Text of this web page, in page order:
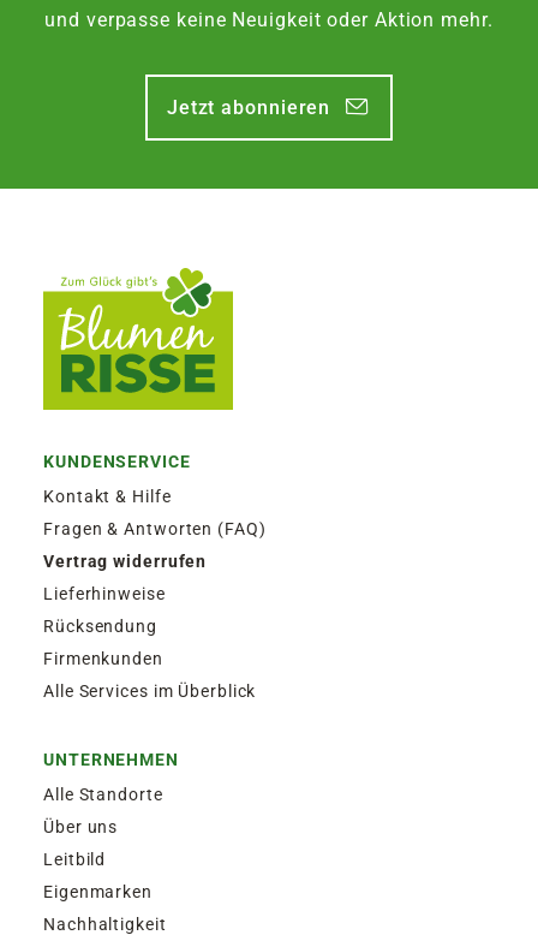
Zustellung am Montag, bis Freitag 13:30 Uhr.
EXPRESSVERSAND SAMSTAG | 12,50€
Garantierter Zustellversuch am Samstag durch
DHL. Bestellaufgabe für Zustellung am
und verpasse keine Neuigkeit oder Aktion mehr.
Jetzt abonnieren
KUNDENSERVICE
Kontakt & Hilfe
Fragen & Antworten (FAQ)
Vertrag widerrufen
Lieferhinweise
Rücksendung
Firmenkunden
Alle Services im Überblick
UNTERNEHMEN
Alle Standorte
Über uns
Leitbild
Eigenmarken
Nachhaltigkeit